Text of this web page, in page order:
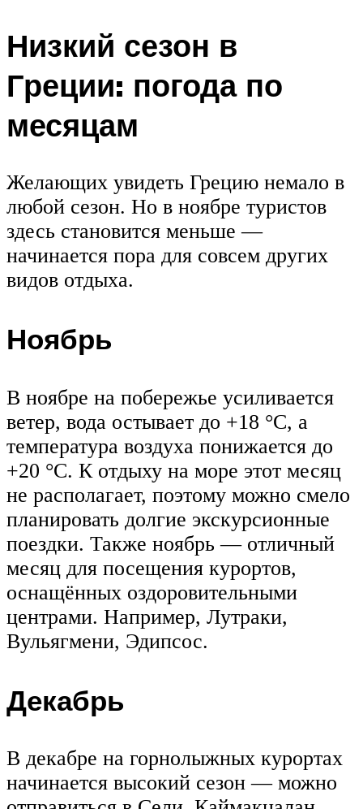
Низкий сезон в
Греции: погода по
месяцам
Желающих увидеть Грецию немало в
любой сезон. Но в ноябре туристов
здесь становится меньше —
начинается пора для совсем других
видов отдыха.
Ноябрь
В ноябре на побережье усиливается
ветер, вода остывает до +18 °C, а
температура воздуха понижается до
+20 °C. К отдыху на море этот месяц
не располагает, поэтому можно смело
планировать долгие экскурсионные
поездки. Также ноябрь — отличный
месяц для посещения курортов,
оснащённых оздоровительными
центрами. Например, Лутраки,
Вульягмени, Эдипсос.
Декабрь
В декабре на горнолыжных курортах
начинается высокий сезон — можно